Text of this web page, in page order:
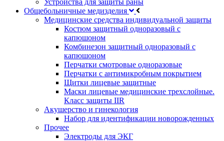
Устройства для защиты раны
Общебольничные медизделия
Медицинские средства индивидуальной защиты
Костюм защитный одноразовый с
капюшоном
Комбинезон защитный одноразовый с
капюшоном
Перчатки смотровые одноразовые
Перчатки с антимикробным покрытием
Щитки лицевые защитные
Маски лицевые медицинские трехслойные.
Класс защиты IIR
Акушерство и гинекология
Набор для идентификации новорожденных
Прочее
Электроды для ЭКГ